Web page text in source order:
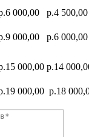
000,00
р.4 500,00
000,00
р.6 000,00
000,00 р.14
000,00 р.18